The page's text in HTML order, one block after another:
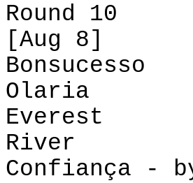
Round 10
[Aug 8]
Olaria
Everest
River
Confiança -